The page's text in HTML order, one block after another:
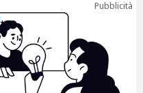
Pubblicità